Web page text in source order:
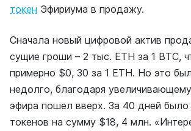
токен Эфириума в продажу.
Сначала новый цифровой актив
сущие гроши – 2 тыс. ETH за 1 ВТС,
примерно $0, 30 за 1 ETH. Но это
недолго, благодаря
эфира пошел вверх. За 40 дней было
токенов на сумму $18, 4 млн.